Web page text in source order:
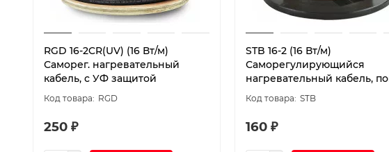
RGD 16-2CR(UV) (16 Вт/м)
Саморег. нагревательный
кабель, с УФ защитой
RGD
250 ₽
STB 16-2 (16 Вт/м)
Саморегулирующийся
нагревательный кабель,
STB
160 ₽